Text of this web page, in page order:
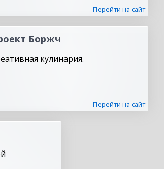
Перейти на сайт
Боржч
кулинария.
Перейти на сайт